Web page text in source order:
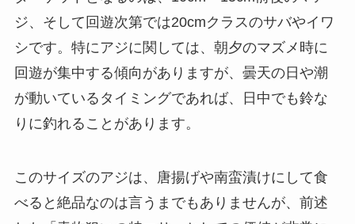
ジ、そして回遊次第では20cmクラスのサバやイワ
シです。特にアジに関しては、朝夕のマズメ時に
回遊が集中する傾向がありますが、曇天の日や潮
が動いているタイミングであれば、日中でも鈴な
りに釣れることがあります。
このサイズのアジは、唐揚げや南蛮漬けにして食
べると絶品なのは言うまでもありませんが、前述